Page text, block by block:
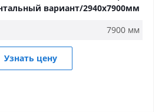
вариант/2940х7900мм
7900 мм
Узнать цену